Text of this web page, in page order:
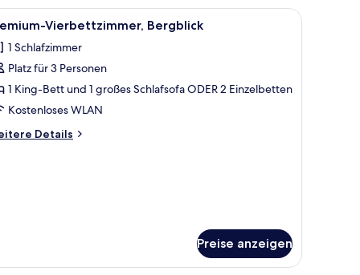
und einem Fenster mit Vorhängen.Ein modernes Schlafzimmer mit einem
1 Vierbettzimmer, Bergblick
1 Schlafzimmer
Platz für 3 Personen
1 King-Bett und 1 großes Schlafsofa ODER 2 Einzelbetten
Kostenloses WLAN
Details
Preise anzeigen